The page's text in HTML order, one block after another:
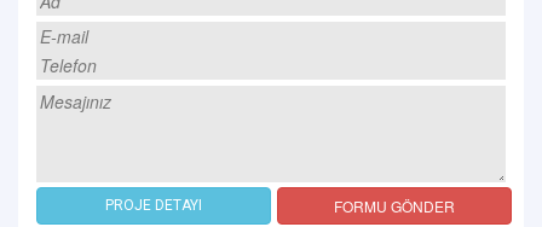
PROJE DETAYI FORMU GÖNDER